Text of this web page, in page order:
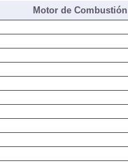
Motor de Combustión